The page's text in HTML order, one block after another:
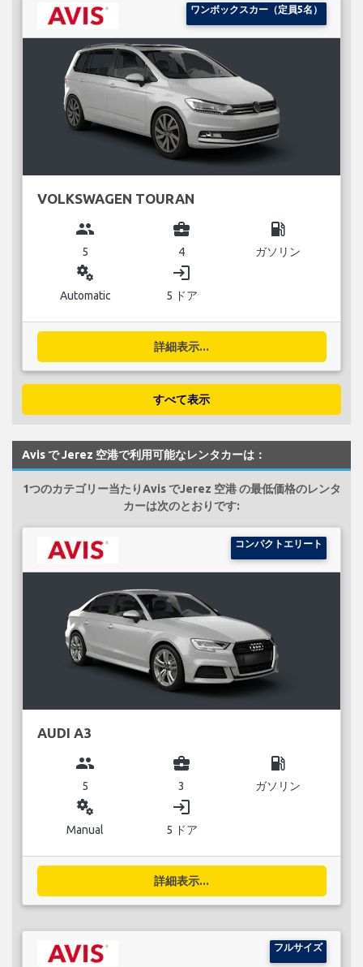
ワンボックスカー（定員5名）
VOLKSWAGEN TOURAN
group
5
business_center
4
local_gas_station
ガソリン
miscellaneous_services
Automatic
login
5 ドア
詳細表示...
すべて表示
Avis で Jerez 空港で利用可能なレンタカーは：
1つのカテゴリー当たりAvis でJerez 空港 の最低価格のレンタ
カーは次のとおりです:
コンパクトエリート
AUDI A3
group
5
business_center
3
local_gas_station
ガソリン
miscellaneous_services
Manual
login
5 ドア
詳細表示...
フルサイズ